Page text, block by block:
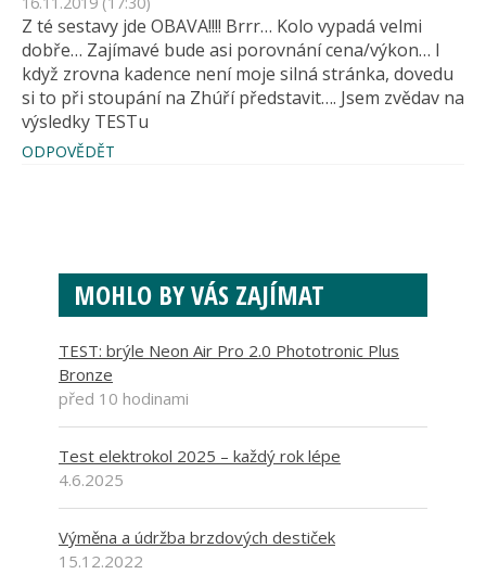
Z té sestavy jde OBAVA!!!! Brrr… Kolo vypadá velmi
dobře… Zajímavé bude asi porovnání cena/výkon… I
když zrovna kadence není moje silná stránka, dovedu
si to při stoupání na Zhúří představit…. Jsem zvědav na
výsledky TESTu
ODPOVĚDĚT
MOHLO BY VÁS ZAJÍMAT
TEST: brýle Neon Air Pro 2.0 Phototronic Plus
Bronze
před 10 hodinami
Test elektrokol 2025 – každý rok lépe
4.6.2025
Výměna a údržba brzdových destiček
15.12.2022